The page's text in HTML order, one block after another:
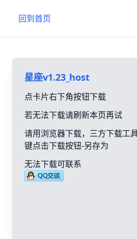
回到首页
星座v1.23_host
点卡片右下角按钮下载
若无法下载请刷新本页再试
请用浏览器下载，三方下载工
键点击下载按钮-另存为
无法下载可联系